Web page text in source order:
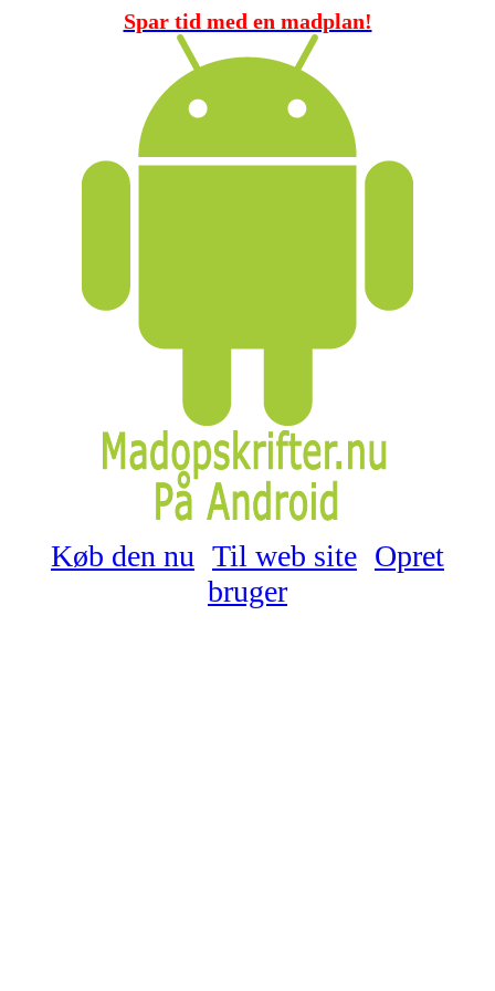
Spar tid med en madplan!
Køb den nu Til web site Opret
bruger